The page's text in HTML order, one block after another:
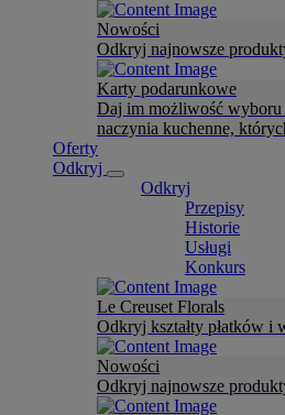
Nowości
Odkryj najnowsze
Karty podarunkowe
Daj im możliwość
naczynia kuchenne,
Oferty
Odkryj
Odkryj
Przepisy
Historie
Usługi
Konkurs
Le Creuset Florals
Odkryj kształty płatków i
Nowości
Odkryj najnowsze